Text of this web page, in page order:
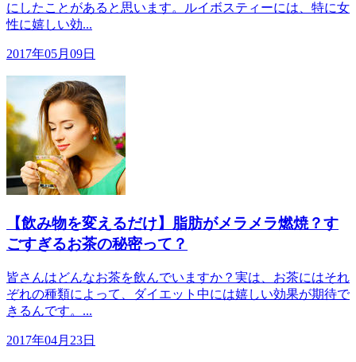
にしたことがあると思います。ルイボスティーには、特に女
性に嬉しい効...
2017年05月09日
【飲み物を変えるだけ】脂肪がメラメラ燃焼？す
ごすぎるお茶の秘密って？
皆さんはどんなお茶を飲んでいますか？実は、お茶にはそれ
ぞれの種類によって、ダイエット中には嬉しい効果が期待で
きるんです。...
2017年04月23日